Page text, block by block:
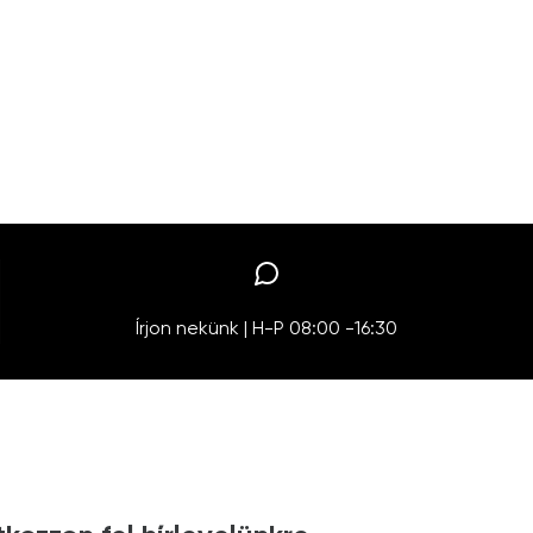
Írjon nekünk | H-P 08:00 -16:30